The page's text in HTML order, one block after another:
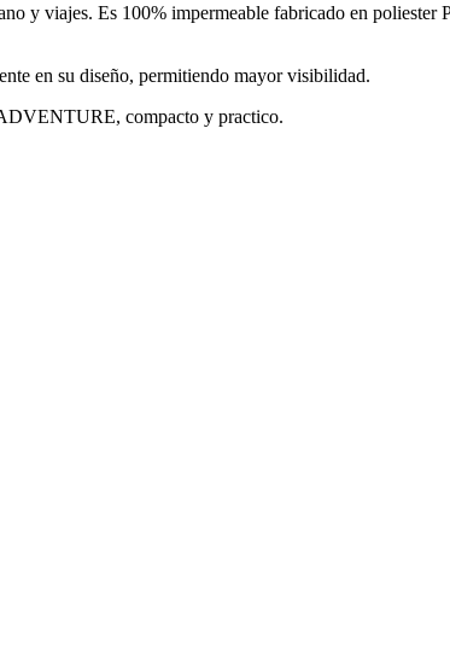
y viajes. Es 100% impermeable fabricado en poliester
en su diseño, permitiendo mayor visibilidad.
compacto y practico.